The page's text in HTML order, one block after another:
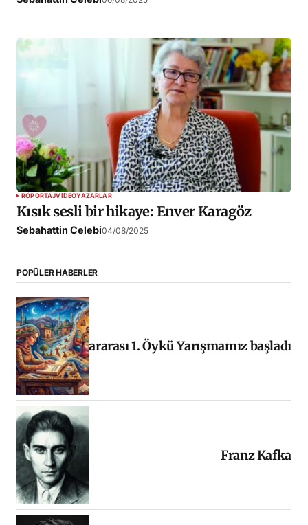
RÖPORTAJVIDEOYAZARLAR
Kısık sesli bir hikaye: Enver Karagöz
Sebahattin Celebi04/08/2025
POPÜLER HABERLER
Uluslararası 1. Öykü Yarışmamız başladı
Franz Kafka